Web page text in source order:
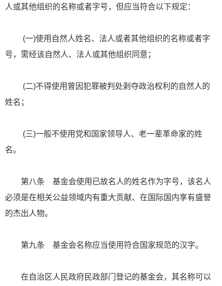
人或其他组织的名称或者字号，但应当符合以下规定：
(一)使用自然人姓名、法人或者其他组织的名称或者字
号，需经该自然人、法人或其他组织同意；
(二)不得使用曾因犯罪被判处剥夺政治权利的自然人的
姓名；
(三)一般不使用党和国家领导人、老一辈革命家的姓
名。
第八条 基金会使用已故名人的姓名作为字号，该名人
必须是在相关公益领域内有重大贡献、在国际国内享有盛誉
的杰出人物。
第九条 基金会名称应当使用符合国家规范的汉字。
在自治区人民政府民政部门登记的基金会，其名称可以